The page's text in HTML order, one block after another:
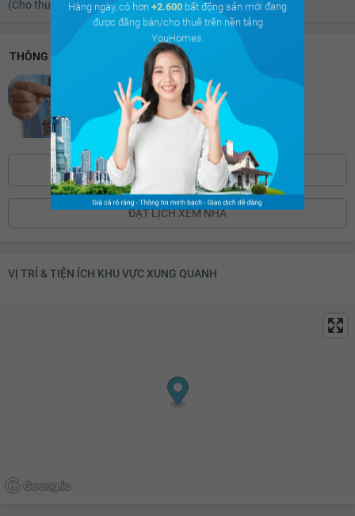
(Cho thuê nhà riêng - Thuê nhà riêng)
THÔNG TIN LIÊN HỆ
Hòa Phan
Thời gian có thể liên hệ: Cả ngày
0768668*** Bấm để hiện số
ĐẶT LỊCH XEM NHÀ
VỊ TRÍ & TIỆN ÍCH KHU VỰC XUNG QUANH
Hàng ngày, có hơn +2.600 bất động sản mới đang
được đăng bán/cho thuê trên nền tảng
YouHomes.